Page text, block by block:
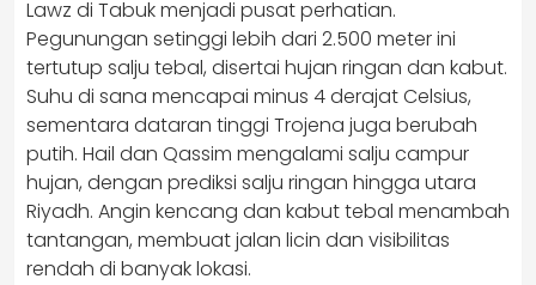
Lawz di Tabuk menjadi pusat perhatian.
Pegunungan setinggi lebih dari 2.500 meter ini
tertutup salju tebal, disertai hujan ringan dan kabut.
Suhu di sana mencapai minus 4 derajat Celsius,
sementara dataran tinggi Trojena juga berubah
putih. Hail dan Qassim mengalami salju campur
hujan, dengan prediksi salju ringan hingga utara
Riyadh. Angin kencang dan kabut tebal menambah
tantangan, membuat jalan licin dan visibilitas
rendah di banyak lokasi.